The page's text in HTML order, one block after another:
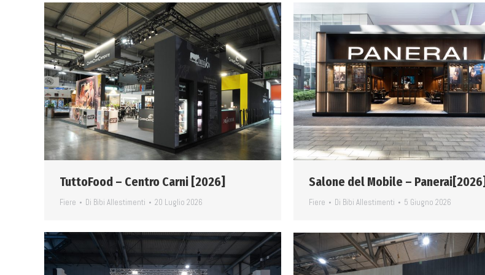
TuttoFood – Centro Carni [2026]
Fiere Di Bibi Allestimenti 20 Luglio 2026
Salone del Mobile – Panerai[2026]
Fiere Di Bibi Allestimenti 5 Giugno 2026